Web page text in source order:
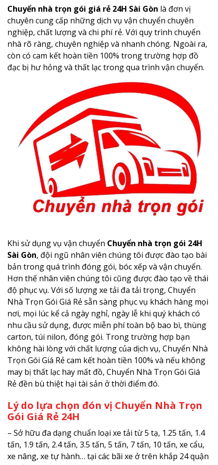
Chuyển nhà trọn gói giá rẻ 24H Sài Gòn là đơn vị
chuyên cung cấp những dịch vụ vận chuyển chuyên
nghiệp, chất lượng và chi phí rẻ. Với quy trình chuyển
nhà rõ ràng, chuyên nghiệp và nhanh chóng. Ngoài ra,
còn có cam kết hoàn tiền 100% trong trường hợp đồ
đạc bị hư hỏng và thất lạc trong qua trình vận chuyển.
Khi sử dụng vụ vận chuyển Chuyển nhà trọn gói 24H
Sài Gòn, đội ngũ nhân viên chúng tôi được đào tạo bài
bản trong quá trình đóng gói, bóc xếp và vận chuyển.
Hơn thế nhân viên chúng tôi cũng được đào tạo về thái
độ phục vụ. Với số lượng xe tải đa tải trọng, Chuyển
Nhà Trọn Gói Giá Rẻ sẵn sàng phục vụ khách hàng mọi
nơi, mọi lúc kể cả ngày nghỉ, ngày lễ khi quý khách có
nhu cầu sử dụng, được miễn phí toàn bộ bao bì, thùng
carton, túi nilon, đóng gói. Trong trường hợp bạn
không hài lòng với chất lượng của dịch vụ, Chuyển Nhà
Trọn Gói Giá Rẻ cam kết hoàn tiền 100% và nếu không
may bị thất lạc hay mất đồ, Chuyển Nhà Trọn Gói Giá
Rẻ đền bù thiệt hại tài sản ở thời điểm đó.
Lý do lựa chọn đón vị Chuyển Nhà Trọn
Gói Giá Rẻ 24H
– Sở hữu đa dạng chuẩn loại xe tải từ 5 tạ, 1.25 tấn, 1.4
tấn, 1.9 tấn, 2.4 tấn, 3.5 tấn, 5 tấn, 7 tấn, 10 tấn, xe cẩu,
xe nâng, xe tự hành… tại các bãi xe ở trên khắp 24 quận